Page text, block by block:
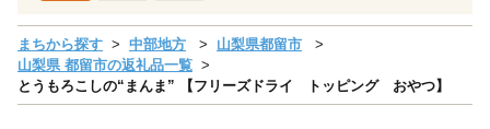
まちから探す 中部地方
山梨県都留市
山梨県 都留市の返礼品一覧
とうもろこしの“まんま” 【フリーズドライ トッピング おやつ】